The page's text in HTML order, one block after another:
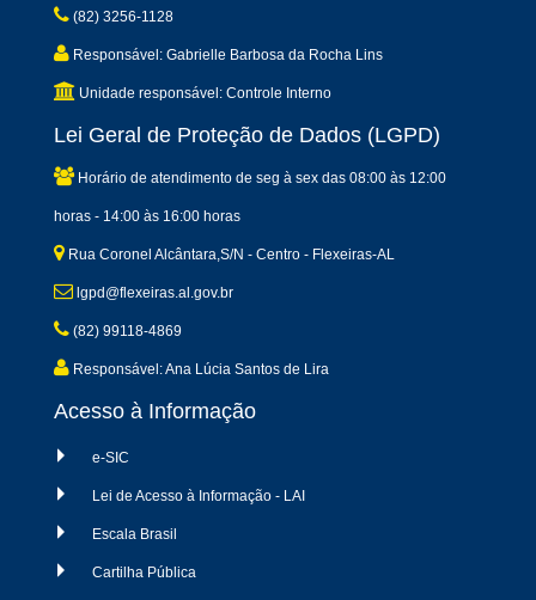
(82) 3256-1128
Responsável: Gabrielle Barbosa da Rocha Lins
Unidade responsável: Controle Interno
Lei Geral de Proteção de Dados (LGPD)
Horário de atendimento de seg à sex das 08:00 às 12:00
horas - 14:00 às 16:00 horas
Rua Coronel Alcântara,S/N - Centro - Flexeiras-AL
lgpd@flexeiras.al.gov.br
(82) 99118-4869
Responsável: Ana Lúcia Santos de Lira
Acesso à Informação
e-SIC
Lei de Acesso à Informação - LAI
Escala Brasil
Cartilha Pública